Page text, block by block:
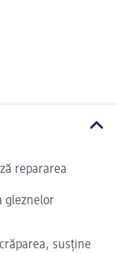
repararea
gleznelor
susține